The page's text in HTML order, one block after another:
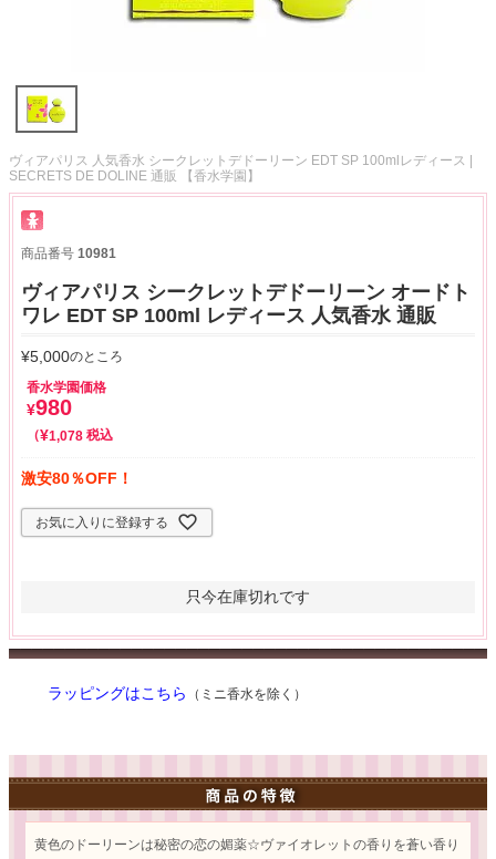
ヴィアパリス 人気香水 シークレットデドーリーン EDT SP 100mlレディース |
SECRETS DE DOLINE 通販 【香水学園】
商品番号 10981
ヴィアパリス シークレットデドーリーン オードト
ワレ EDT SP 100ml レディース 人気香水 通販
¥5,000のところ
香水学園価格
¥980
¥1,078 税込
激安80％OFF！
お気に入りに登録する
只今在庫切れです
ラッピングはこちら （ミニ香水を除く）
黄色のドーリーンは秘密の恋の媚薬☆ヴァイオレットの香りを蒼い香り